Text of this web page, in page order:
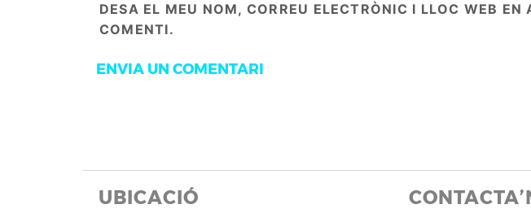
DESA EL MEU NOM, CORREU ELECTRÒNIC I LLOC WEB
COMENTI.
UBICACIÓ